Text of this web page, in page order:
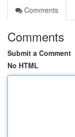
Comments
Comments
Submit a Comment
No HTML